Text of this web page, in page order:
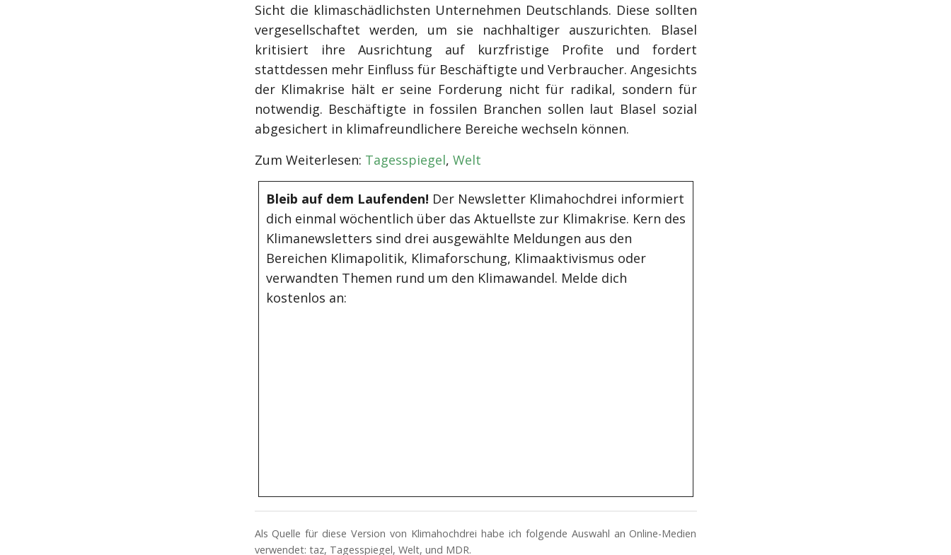
Sicht die klimaschädlichsten Unternehmen Deutschlands. Diese sollten
vergesellschaftet werden, um sie nachhaltiger auszurichten. Blasel
kritisiert ihre Ausrichtung auf kurzfristige Profite und fordert
stattdessen mehr Einfluss für Beschäftigte und Verbraucher. Angesichts
der Klimakrise hält er seine Forderung nicht für radikal, sondern für
notwendig. Beschäftigte in fossilen Branchen sollen laut Blasel sozial
abgesichert in klimafreundlichere Bereiche wechseln können.
Zum Weiterlesen: Tagesspiegel, Welt
Bleib auf dem Laufenden! Der Newsletter Klimahochdrei informiert
dich einmal wöchentlich über das Aktuellste zur Klimakrise. Kern des
Klimanewsletters sind drei ausgewählte Meldungen aus den
Bereichen Klimapolitik, Klimaforschung, Klimaaktivismus oder
verwandten Themen rund um den Klimawandel. Melde dich
kostenlos an:
Als Quelle für diese Version von Klimahochdrei habe ich folgende Auswahl an Online-Medien
verwendet: taz, Tagesspiegel, Welt, und MDR.